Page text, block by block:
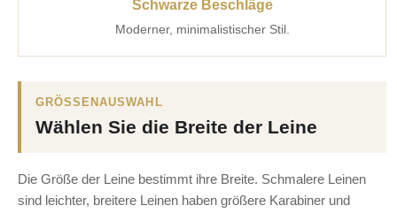
Schwarze Beschläge
Moderner, minimalistischer Stil.
GRÖSSENAUSWAHL
Wählen Sie die Breite der Leine
Die Größe der Leine bestimmt ihre Breite. Schmalere Leinen
sind leichter, breitere Leinen haben größere Karabiner und